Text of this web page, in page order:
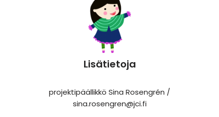
Lisätietoja
projektipäällikkö Sina Rosengrén /
sina.rosengren@jci.fi